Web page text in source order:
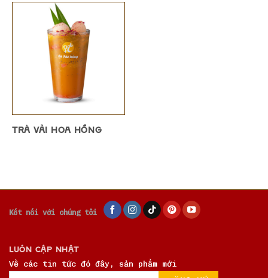
TRÀ VẢI HOA HỒNG
Kết nối với chúng tôi
LUÔN CẬP NHẬT
Về các tin tức đó đây, sản phẩm mới